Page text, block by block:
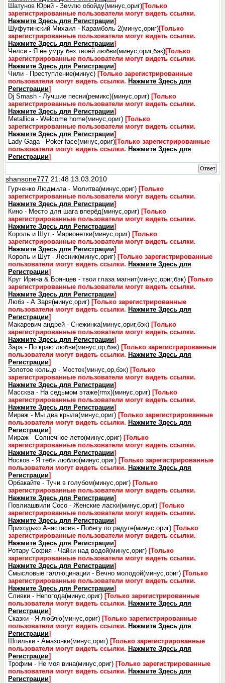
Шатунов Юрий - Землю обойду(минус,ориг)[Только
зарегистрированные пользователи могут видеть ссылки.
Нажмите Здесь для Регистрации]
Шуфутинский Михаил - Карамболь 2(минус,ориг)[Только
зарегистрированные пользователи могут видеть ссылки.
Нажмите Здесь для Регистрации]
Челси - Я не умру без твоей любви(минус,ориг,бэк)[Только
зарегистрированные пользователи могут видеть ссылки.
Нажмите Здесь для Регистрации]
Чили - Преступление(минус) [Только зарегистрированные
пользователи могут видеть ссылки. Нажмите Здесь для
Регистрации]
Dj Smash - Лучшие песни(ремикс)(минус,ориг) [Только
зарегистрированные пользователи могут видеть ссылки.
Нажмите Здесь для Регистрации]
Metallica - Welcome home(минус,ориг) [Только
зарегистрированные пользователи могут видеть ссылки.
Нажмите Здесь для Регистрации]
Lady Gaga - Poker face(минус,ориг)[Только зарегистрированные
пользователи могут видеть ссылки. Нажмите Здесь для
Регистрации]
Ответ
shansone777 21:48 13.03.2010
Гурченко Людмила - Молитва(минус,ориг) [Только
зарегистрированные пользователи могут видеть ссылки.
Нажмите Здесь для Регистрации]
Кино - Место для шага вперёд(минус,ориг) [Только
зарегистрированные пользователи могут видеть ссылки.
Нажмите Здесь для Регистрации]
Король и Шут - Марионетки(минус,ориг) [Только
зарегистрированные пользователи могут видеть ссылки.
Нажмите Здесь для Регистрации]
Король и Шут - Лесник(минус,ориг) [Только зарегистрированные
пользователи могут видеть ссылки. Нажмите Здесь для
Регистрации]
Круг Ирина & Брянцев - твои глаза магнит(минус,ориг,бэк) [Только
зарегистрированные пользователи могут видеть ссылки.
Нажмите Здесь для Регистрации]
Любэ - А Заря(минус,ориг) [Только зарегистрированные
пользователи могут видеть ссылки. Нажмите Здесь для
Регистрации]
Макаревич андрей - Снежинка(минус,ориг,бэк) [Только
зарегистрированные пользователи могут видеть ссылки.
Нажмите Здесь для Регистрации]
Зара - По краю любви(минус,ор,бэк) [Только зарегистрированные
пользователи могут видеть ссылки. Нажмите Здесь для
Регистрации]
Золотое кольцо - Мосток(минус,ор,бэк) [Только
зарегистрированные пользователи могут видеть ссылки.
Нажмите Здесь для Регистрации]
Массква - На седьмом этаже(rmx)(минус,ориг) [Только
зарегистрированные пользователи могут видеть ссылки.
Нажмите Здесь для Регистрации]
Мираж - Мы два крыла(минус,ориг) [Только зарегистрированные
пользователи могут видеть ссылки. Нажмите Здесь для
Регистрации]
Мираж - Солнечное лето(минус,ориг) [Только
зарегистрированные пользователи могут видеть ссылки.
Нажмите Здесь для Регистрации]
Носков - Я тебя люблю(минус,ориг) [Только зарегистрированные
пользователи могут видеть ссылки. Нажмите Здесь для
Регистрации]
Орбакайте - Тучи в голубом(минус,ориг) [Только
зарегистрированные пользователи могут видеть ссылки.
Нажмите Здесь для Регистрации]
Повлиашвили Сосо - Женские ласки(минус,ориг) [Только
зарегистрированные пользователи могут видеть ссылки.
Нажмите Здесь для Регистрации]
Приходько Анастасия - Побегу по радуге(минус,ориг) [Только
зарегистрированные пользователи могут видеть ссылки.
Нажмите Здесь для Регистрации]
Ротару София - Чайки над водой(минус,ориг) [Только
зарегистрированные пользователи могут видеть ссылки.
Нажмите Здесь для Регистрации]
Смысловые галлюцинации - Вечно молодой(минус,ориг) [Только
зарегистрированные пользователи могут видеть ссылки.
Нажмите Здесь для Регистрации]
Сливки - Непогода(минус,ориг) [Только зарегистрированные
пользователи могут видеть ссылки. Нажмите Здесь для
Регистрации]
Сказки - Я люблю(минус,ориг) [Только зарегистрированные
пользователи могут видеть ссылки. Нажмите Здесь для
Регистрации]
Шпильки - Амазонки(минус,ориг) [Только зарегистрированные
пользователи могут видеть ссылки. Нажмите Здесь для
Регистрации]
Трофим - Не моя вина(минус,ориг) [Только зарегистрированные
пользователи могут видеть ссылки. Нажмите Здесь для
Регистрации]